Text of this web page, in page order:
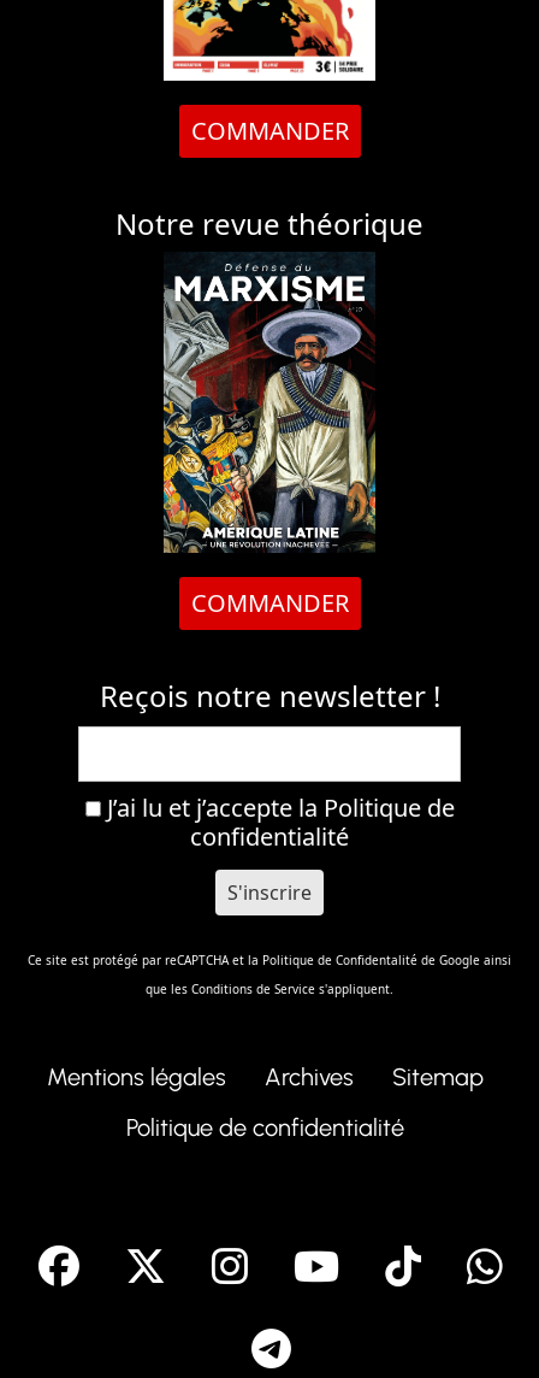
COMMANDER
Notre revue théorique
COMMANDER
Reçois notre newsletter !
J’ai lu et j’accepte la Politique de
confidentialité
Ce site est protégé par reCAPTCHA et la Politique de Confidentalité de Google ainsi
que les Conditions de Service s'appliquent.
Mentions légales Archives
Sitemap
Politique de confidentialité
facebook Instagram
Youtube
Tik